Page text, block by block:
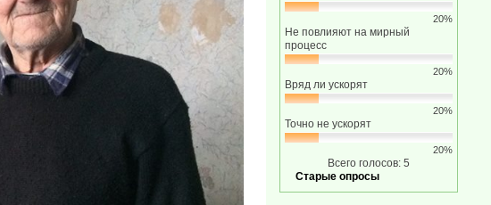
20%
Не повлияют на мирный
процесс
20%
Вряд ли ускорят
20%
Точно не ускорят
20%
Всего голосов: 5
Старые опросы